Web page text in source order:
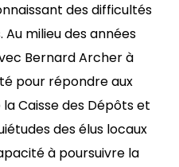
des difficultés
milieu des années
Bernard Archer à
pour répondre aux
Caisse des Dépôts et
des élus locaux
à poursuivre la